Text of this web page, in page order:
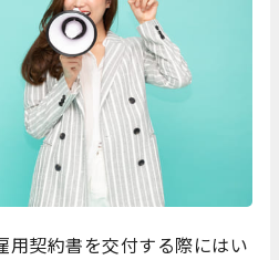
用契約書を交付する際にはい